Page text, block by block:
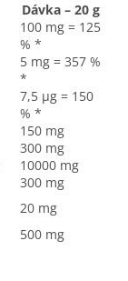
Dávka – 20 g
100 mg = 125
% *
5 mg = 357 %
*
7,5 µg = 150
% *
150 mg
300 mg
10000 mg
300 mg
20 mg
500 mg